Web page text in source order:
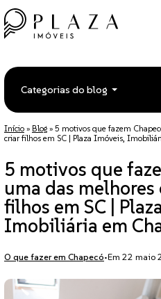
Categorias do blog
Início » Blog » 5 motivos que fazem
criar filhos em SC | Plaza Imóveis,
5 motivos que
uma das
filhos em SC |
Imobiliária em
O que fazer em Chapecó•Em 22 maio